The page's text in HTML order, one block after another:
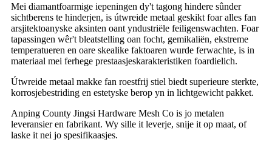
Mei diamantfoarmige iepeningen dy't tagong hindere sûnder
sichtberens te hinderjen, is útwreide metaal geskikt foar alles fan
arsjitektoanyske aksinten oant yndustriële feiligenswachten. Foar
tapassingen wêr't bleatstelling oan focht, gemikaliën, ekstreme
temperatueren en oare skealike faktoaren wurde ferwachte, is in
materiaal mei ferhege prestaasjeskarakteristiken foardielich.
Útwreide metaal makke fan roestfrij stiel biedt superieure sterkte,
korrosjebestriding en estetyske berop yn in lichtgewicht pakket.
Anping County Jingsi Hardware Mesh Co is jo metalen
leveransier en fabrikant. Wy sille it leverje, snije it op maat, of
laske it nei jo spesifikaasjes.